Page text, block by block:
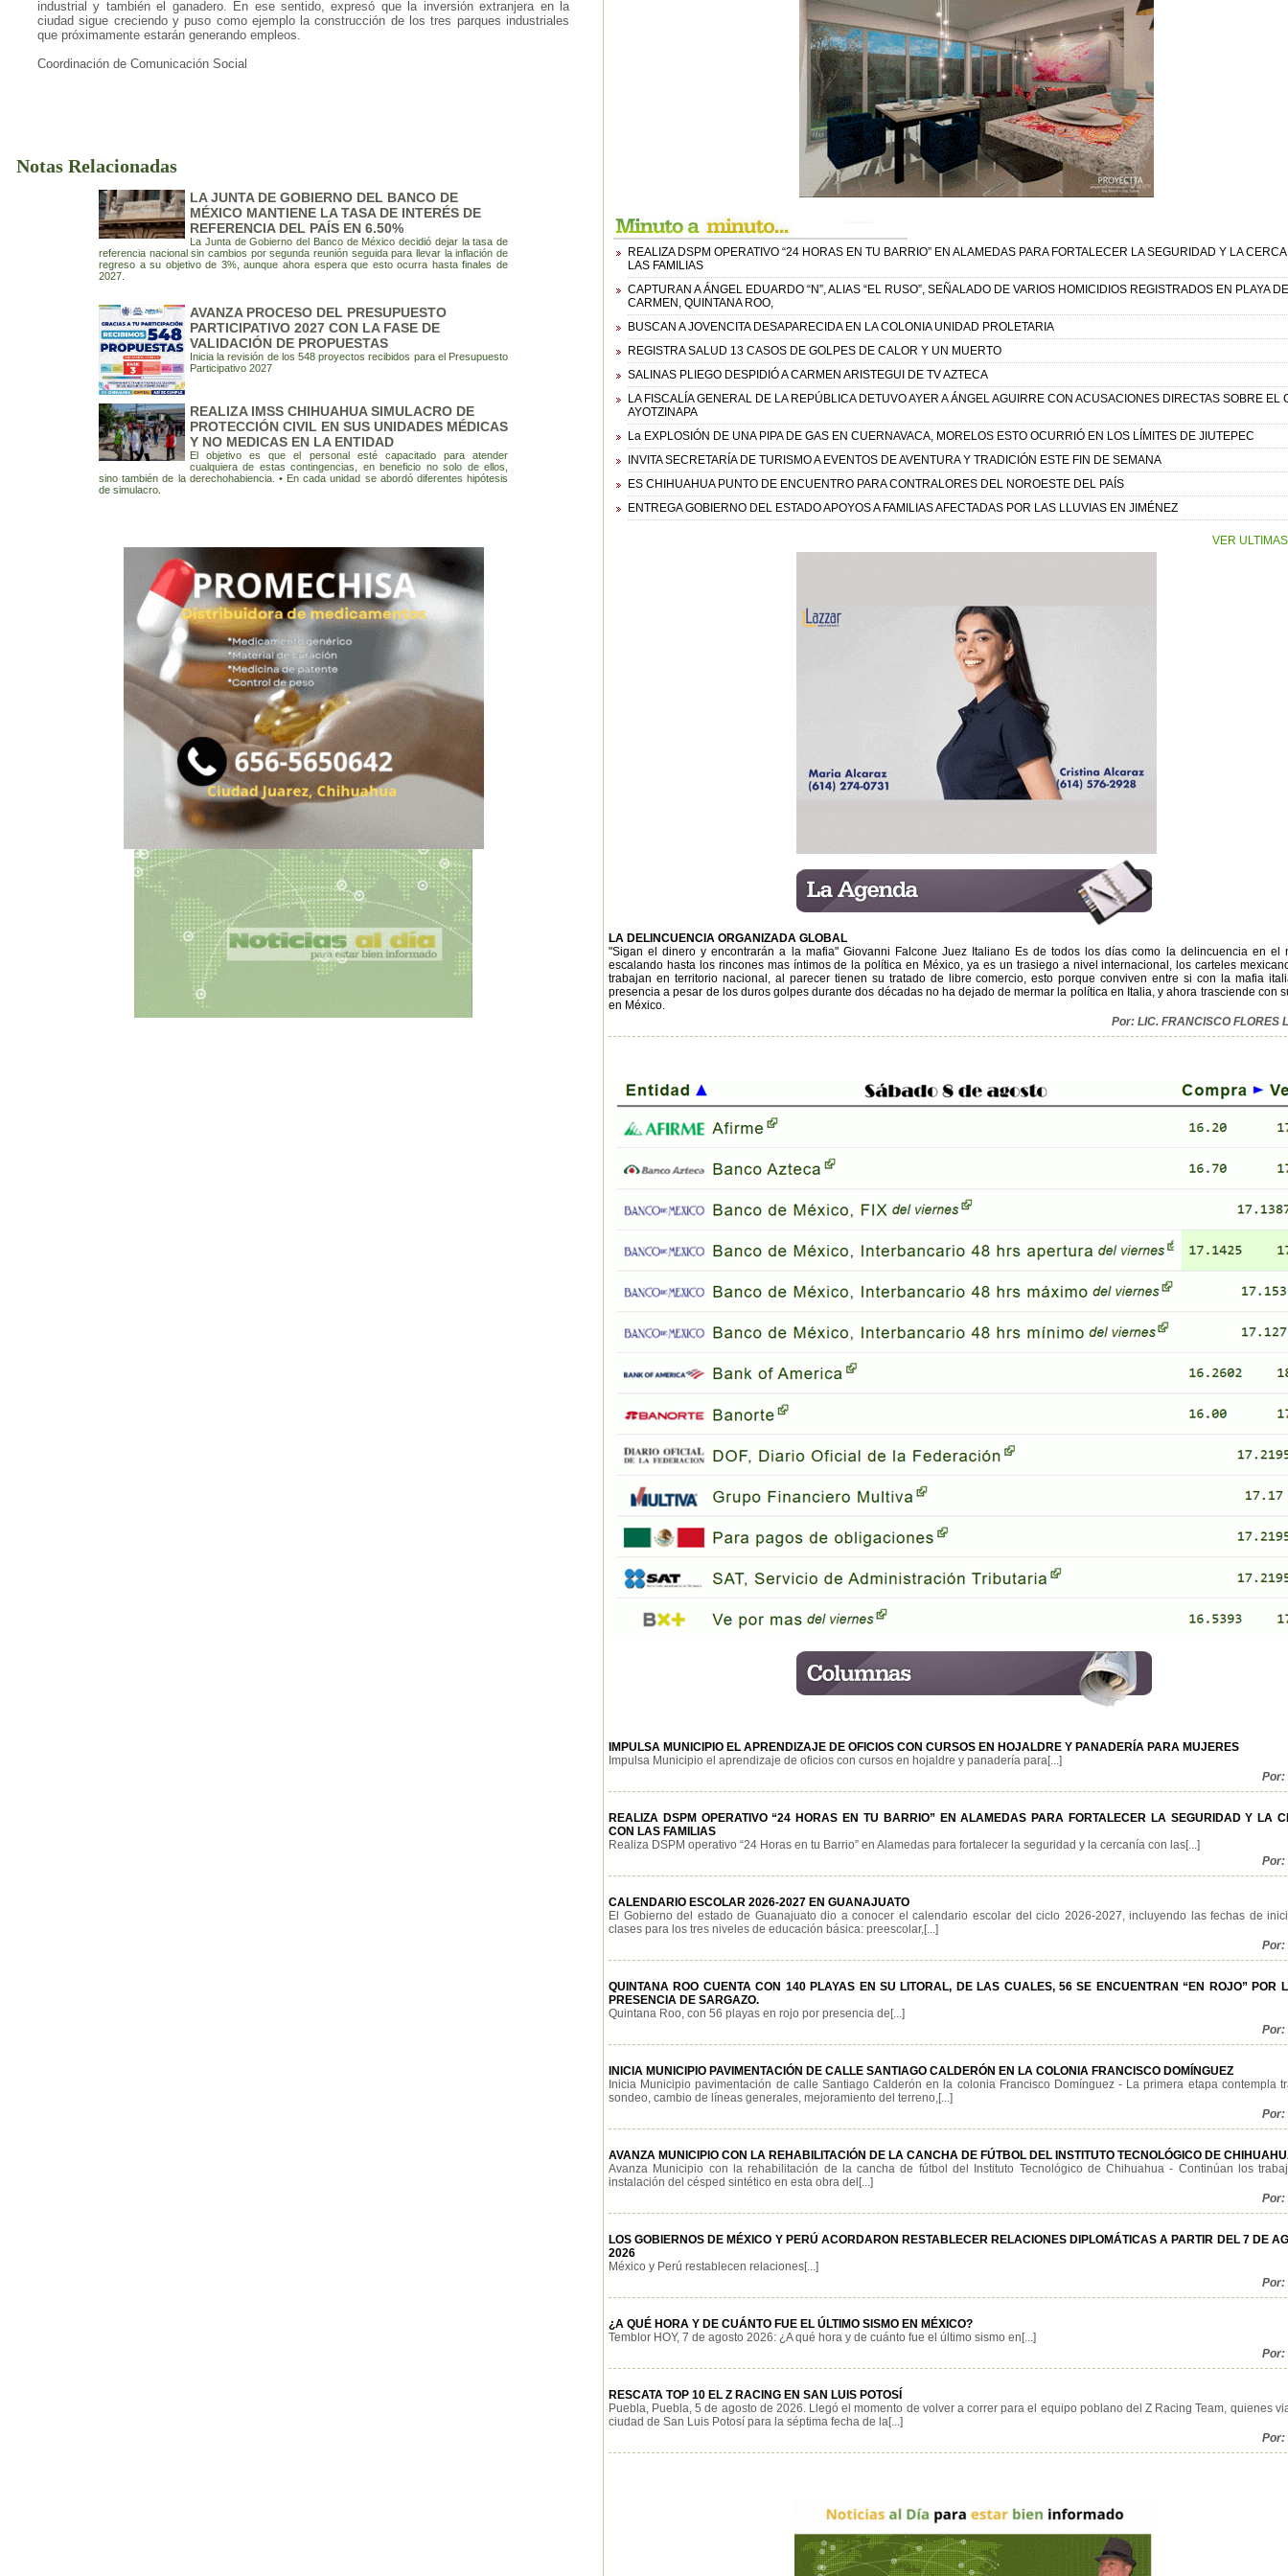
industrial y también el ganadero. En ese sentido, expresó que la inversión extranjera en la
ciudad sigue creciendo y puso como ejemplo la construcción de los tres parques industriales
que próximamente estarán generando empleos.
Coordinación de Comunicación Social
Notas Relacionadas
LA JUNTA DE GOBIERNO DEL BANCO DE
MÉXICO MANTIENE LA TASA DE INTERÉS DE
REFERENCIA DEL PAÍS EN 6.50%
La Junta de Gobierno del Banco de México decidió dejar la tasa de
referencia nacional sin cambios por segunda reunión seguida para llevar la inflación de
regreso a su objetivo de 3%, aunque ahora espera que esto ocurra hasta finales de
2027.
AVANZA PROCESO DEL PRESUPUESTO
PARTICIPATIVO 2027 CON LA FASE DE
VALIDACIÓN DE PROPUESTAS
Inicia la revisión de los 548 proyectos recibidos para el Presupuesto
Participativo 2027
REALIZA IMSS CHIHUAHUA SIMULACRO DE
PROTECCIÓN CIVIL EN SUS UNIDADES MÉDICAS
Y NO MEDICAS EN LA ENTIDAD
El objetivo es que el personal esté capacitado para atender
cualquiera de estas contingencias, en beneficio no solo de ellos,
sino también de la derechohabiencia. • En cada unidad se abordó diferentes hipótesis
de simulacro.
REALIZA DSPM OPERATIVO “24 HORAS EN TU BARRIO” EN ALAMEDAS PARA FORTALECER LA SEGURIDAD Y LA
LAS FAMILIAS
CAPTURAN A ÁNGEL EDUARDO “N”, ALIAS “EL RUSO”, SEÑALADO DE VARIOS HOMICIDIOS REGISTRADOS EN PLAYA
CARMEN, QUINTANA ROO,
BUSCAN A JOVENCITA DESAPARECIDA EN LA COLONIA UNIDAD PROLETARIA
REGISTRA SALUD 13 CASOS DE GOLPES DE CALOR Y UN MUERTO
SALINAS PLIEGO DESPIDIÓ A CARMEN ARISTEGUI DE TV AZTECA
LA FISCALÍA GENERAL DE LA REPÚBLICA DETUVO AYER A ÁNGEL AGUIRRE CON ACUSACIONES DIRECTAS SOBRE EL
AYOTZINAPA
La EXPLOSIÓN DE UNA PIPA DE GAS EN CUERNAVACA, MORELOS ESTO OCURRIÓ EN LOS LÍMITES DE JIUTEPEC
INVITA SECRETARÍA DE TURISMO A EVENTOS DE AVENTURA Y TRADICIÓN ESTE FIN DE SEMANA
ES CHIHUAHUA PUNTO DE ENCUENTRO PARA CONTRALORES DEL NOROESTE DEL PAÍS
ENTREGA GOBIERNO DEL ESTADO APOYOS A FAMILIAS AFECTADAS POR LAS LLUVIAS EN JIMÉNEZ
VER
LA DELINCUENCIA ORGANIZADA GLOBAL
"Sigan el dinero y encontrarán a la mafia" Giovanni Falcone Juez Italiano Es de todos los días como la delincuencia en el
escalando hasta los rincones mas íntimos de la política en México, ya es un trasiego a nivel internacional, los carteles
trabajan en territorio nacional, al parecer tienen su tratado de libre comercio, esto porque conviven entre si con la mafia
presencia a pesar de los duros golpes durante dos décadas no ha dejado de mermar la política en Italia, y ahora trasciende con
en México.
Por: LIC. FRANCISCO FLORES
IMPULSA MUNICIPIO EL APRENDIZAJE DE OFICIOS CON CURSOS EN HOJALDRE Y PANADERÍA PARA MUJERES
Impulsa Municipio el aprendizaje de oficios con cursos en hojaldre y panadería para[...]
Por:
REALIZA DSPM OPERATIVO “24 HORAS EN TU BARRIO” EN ALAMEDAS PARA FORTALECER LA SEGURIDAD Y LA
CON LAS FAMILIAS
Realiza DSPM operativo “24 Horas en tu Barrio” en Alamedas para fortalecer la seguridad y la cercanía con las[...]
Por:
CALENDARIO ESCOLAR 2026-2027 EN GUANAJUATO
El Gobierno del estado de Guanajuato dio a conocer el calendario escolar del ciclo 2026-2027, incluyendo las fechas de
clases para los tres niveles de educación básica: preescolar,[...]
Por:
QUINTANA ROO CUENTA CON 140 PLAYAS EN SU LITORAL, DE LAS CUALES, 56 SE ENCUENTRAN “EN ROJO” POR
PRESENCIA DE SARGAZO.
Quintana Roo, con 56 playas en rojo por presencia de[...]
Por:
INICIA MUNICIPIO PAVIMENTACIÓN DE CALLE SANTIAGO CALDERÓN EN LA COLONIA FRANCISCO DOMÍNGUEZ
Inicia Municipio pavimentación de calle Santiago Calderón en la colonia Francisco Domínguez - La primera etapa contempla
sondeo, cambio de líneas generales, mejoramiento del terreno,[...]
Por:
AVANZA MUNICIPIO CON LA REHABILITACIÓN DE LA CANCHA DE FÚTBOL DEL INSTITUTO TECNOLÓGICO DE
Avanza Municipio con la rehabilitación de la cancha de fútbol del Instituto Tecnológico de Chihuahua - Continúan los
instalación del césped sintético en esta obra del[...]
Por:
LOS GOBIERNOS DE MÉXICO Y PERÚ ACORDARON RESTABLECER RELACIONES DIPLOMÁTICAS A PARTIR DEL 7 DE
2026
México y Perú restablecen relaciones[...]
Por:
¿A QUÉ HORA Y DE CUÁNTO FUE EL ÚLTIMO SISMO EN MÉXICO?
Temblor HOY, 7 de agosto 2026: ¿A qué hora y de cuánto fue el último sismo en[...]
Por:
RESCATA TOP 10 EL Z RACING EN SAN LUIS POTOSÍ
Puebla, Puebla, 5 de agosto de 2026. Llegó el momento de volver a correr para el equipo poblano del Z Racing Team, quienes
ciudad de San Luis Potosí para la séptima fecha de la[...]
Por: